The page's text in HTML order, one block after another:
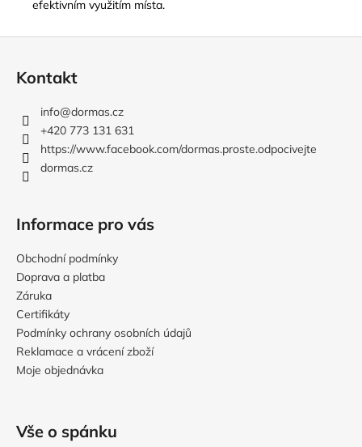
efektivním využitím místa.
Kontakt
info@dormas.cz
+420 773 131 631
https://www.facebook.com/dormas.proste.odpocivejte
dormas.cz
Informace pro vás
Obchodní podmínky
Doprava a platba
Záruka
Certifikáty
Podmínky ochrany osobních údajů
Reklamace a vrácení zboží
Moje objednávka
Vše o spánku